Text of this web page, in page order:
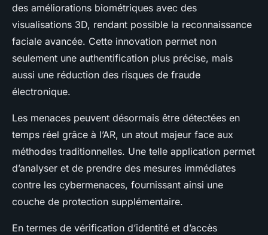
des améliorations biométriques avec des
visualisations 3D, rendant possible la reconnaissance
faciale avancée. Cette innovation permet non
seulement une authentification plus précise, mais
aussi une réduction des risques de fraude
électronique.
Les menaces peuvent désormais être détectées en
temps réel grâce à l’AR, un atout majeur face aux
méthodes traditionnelles. Une telle application permet
d’analyser et de prendre des mesures immédiates
contre les cybermenaces, fournissant ainsi une
couche de protection supplémentaire.
En termes de vérification d’identité et d’accès